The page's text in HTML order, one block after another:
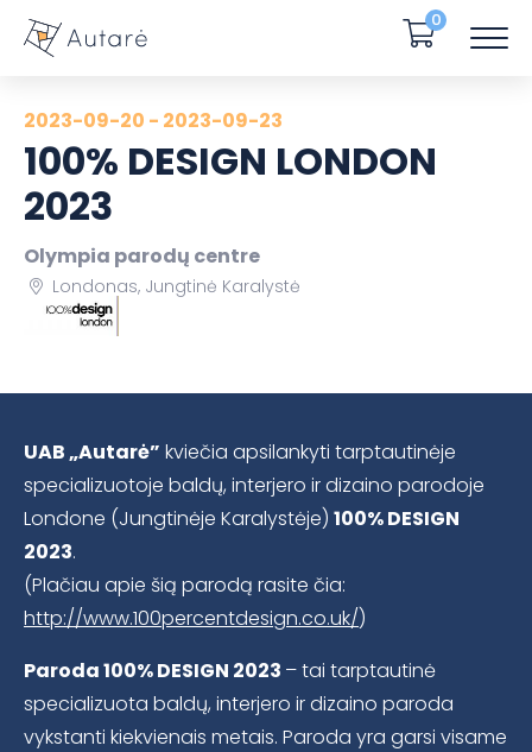
0
2023-09-20 - 2023-09-23
100% DESIGN LONDON
2023
Olympia parodų centre
Londonas, Jungtinė Karalystė
UAB „Autarė” kviečia apsilankyti tarptautinėje
specializuotoje baldų, interjero ir dizaino parodoje
Londone (Jungtinėje Karalystėje) 100% DESIGN
2023.
(Plačiau apie šią parodą rasite čia:
http://www.100percentdesign.co.uk/)
Paroda 100% DESIGN 2023 – tai tarptautinė
specializuota baldų, interjero ir dizaino paroda
vykstanti kiekvienais metais. Paroda yra garsi visame